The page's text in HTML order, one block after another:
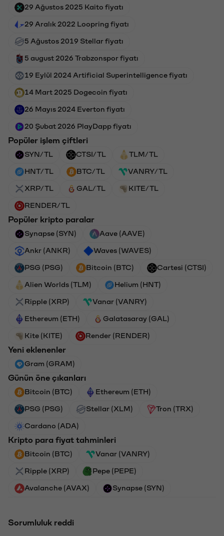
29 Ağustos 2025 Kaito fiyatı
29 Aralık 2022 Loopring fiyatı
5 Ağustos 2019 Stellar fiyatı
5 august 2026 Trabzonspor fiyatı
19 Eylül 2024 Artificial Superintelligence fiyatı
14 Mart 2025 Dogecoin fiyatı
26 Mayıs 2024 Everton fiyatı
20 Şubat 2026 PlayDapp fiyatı
Popüler işlem çiftleri
SYN/TL CTSI/TL TLM/TL
HNT/TL BTC/TL VANRY/TL
XRP/TL GAL/TL KITE/TL
RENDER/TL
Popüler kripto paralar
Synapse (SYN) Aave (AAVE)
Ankr (ANKR) Waves (WAVES)
PSG (PSG) Bitcoin (BTC) Cartesi (CTSI)
Alien Worlds (TLM) Helium (HNT)
Ripple (XRP) Vanar (VANRY)
Ethereum (ETH) Galatasaray (GAL)
Kite (KITE) Render (RENDER)
Yeni eklenenler
Gram (GRAM)
Günün öne çıkanları
Bitcoin (BTC) Ethereum (ETH)
PSG (PSG) Stellar (XLM) Tron (TRX)
Cardano (ADA)
Kripto para fiyat tahminleri
Bitcoin (BTC) Vanar (VANRY)
Ripple (XRP) Pepe (PEPE)
Avalanche (AVAX) Synapse (SYN)
Sorumluluk reddi